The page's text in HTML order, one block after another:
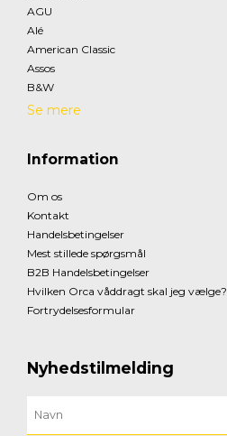
AGU
Alé
American Classic
Assos
B&W
Se mere
Information
Om os
Kontakt
Handelsbetingelser
Mest stillede spørgsmål
B2B Handelsbetingelser
Hvilken Orca våddragt skal jeg vælge?
Fortrydelsesformular
Nyhedstilmelding